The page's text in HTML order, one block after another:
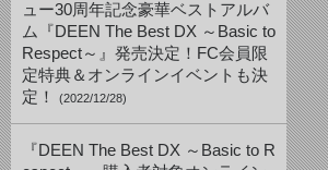
ュー30周年記念豪華ベストアルバ
ム『DEEN The Best DX ～Basic to
Respect～』発売決定！FC会員限
定特典＆オンラインイベントも決
定！
(2022/12/28)
『DEEN The Best DX ～Basic to R